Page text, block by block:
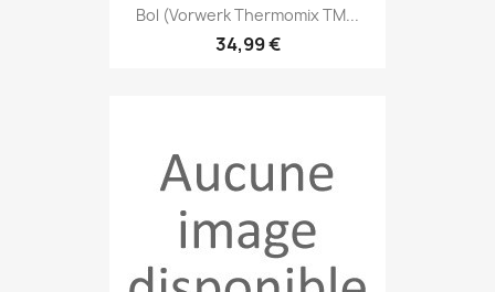
Bol (Vorwerk Thermomix TM...
34,99 €